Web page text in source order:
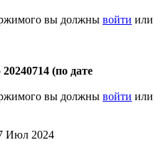
вы должны войти или
(по дате
вы должны войти или
Июл 2024